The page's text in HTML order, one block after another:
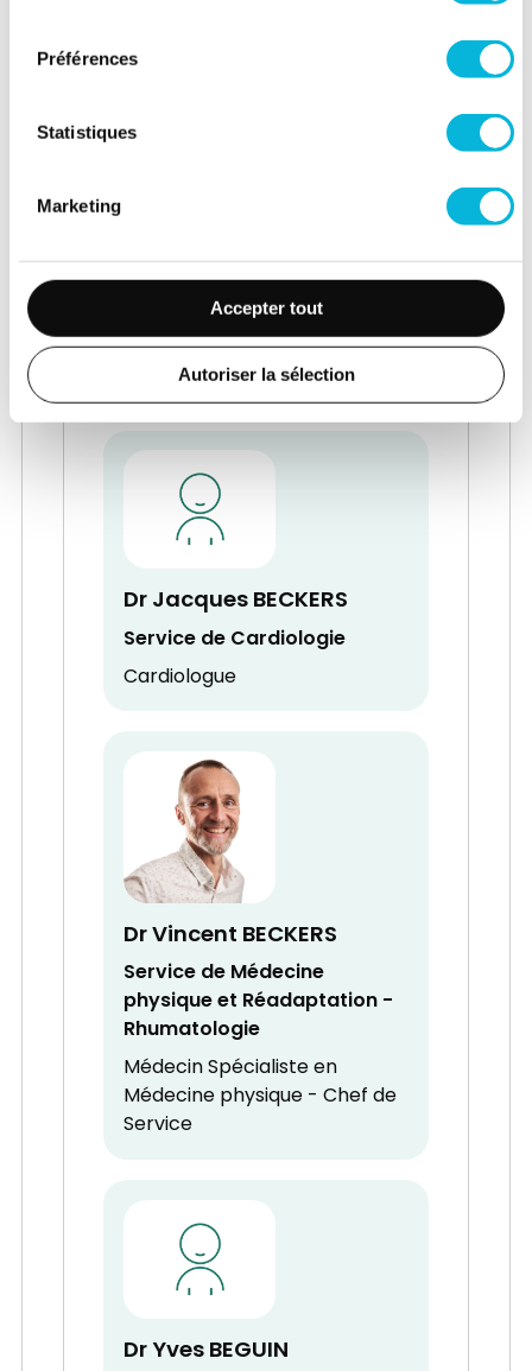
Préférences
Statistiques
Marketing
Accepter tout
Autoriser la sélection
Service de Chirurgie de la
main et des nerfs
périphériques
Chirurgien
Dr Jacques BECKERS
Service de Cardiologie
Cardiologue
Dr Vincent BECKERS
Service de Médecine
physique et Réadaptation -
Rhumatologie
Médecin Spécialiste en
Médecine physique - Chef de
Service
Dr Yves BEGUIN